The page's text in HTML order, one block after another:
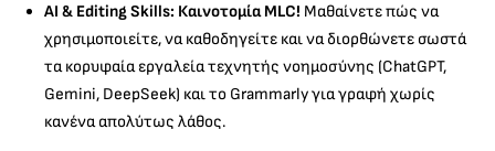
AI & Editing Skills: Καινοτομία MLC! Μαθαίνετε πώς να
χρησιμοποιείτε, να καθοδηγείτε και να διορθώνετε σωστά
τα κορυφαία εργαλεία τεχνητής νοημοσύνης (ChatGPT,
Gemini, DeepSeek) και το Grammarly για γραφή χωρίς
κανένα απολύτως λάθος.